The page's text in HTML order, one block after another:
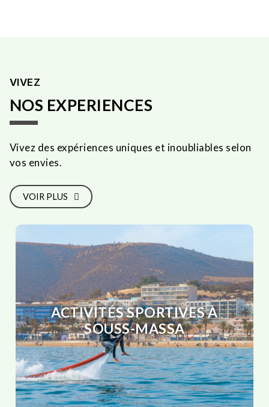
VIVEZ
NOS EXPERIENCES
Vivez des expériences uniques et inoubliables selon
vos envies.
VOIR PLUS
ACTIVITÉS SPORTIVES À
SOUSS-MASSA